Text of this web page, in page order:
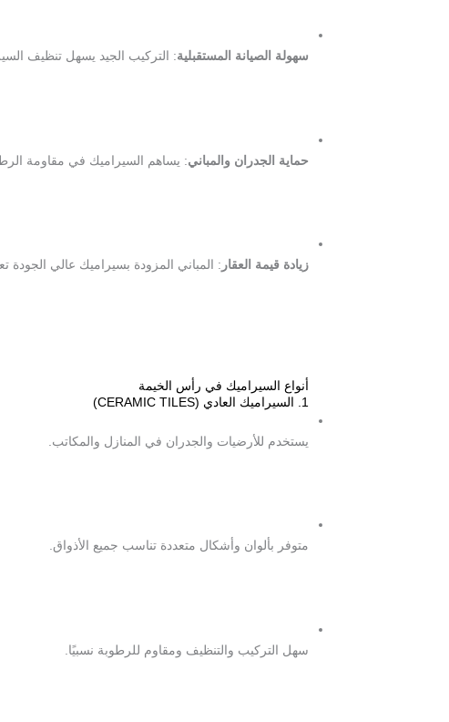
سهولة الصيانة المستقبلية: التركيب الجيد يسهل تنظيف
حماية الجدران والمباني: يساهم السيراميك في مقاومة
زيادة قيمة العقار : المباني المزودة بسيراميك عالي الجودة
أنواع السيراميك في رأس الخيمة
1. السيراميك العادي (CERAMIC TILES)
يستخدم للأرضيات والجدران في المنازل والمكاتب.
متوفر بألوان وأشكال متعددة تناسب جميع الأذواق.
سهل التركيب والتنظيف ومقاوم للرطوبة نسبيًا.